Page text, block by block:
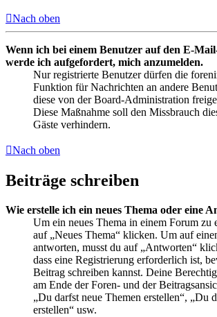
Nach oben
Wenn ich bei einem Benutzer auf den E-
werde ich aufgefordert, mich anzumelden.
Nur registrierte Benutzer dürfen die
Funktion für Nachrichten an andere
diese von der Board-Administration
Diese Maßnahme soll den Missbrauch
Gäste verhindern.
Nach oben
Beiträge schreiben
Wie erstelle ich ein neues Thema oder eine
Um ein neues Thema in einem Forum zu
auf „Neues Thema“ klicken. Um auf
antworten, musst du auf „Antworten“
dass eine Registrierung erforderlich ist,
Beitrag schreiben kannst. Deine
am Ende der Foren- und der
„Du darfst neue Themen erstellen“, „Du
erstellen“ usw.